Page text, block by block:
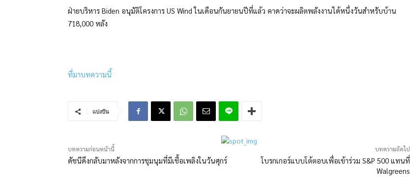
ฝ่ายบริหาร Biden อนุมัติโครงการ US Wind ในเดือนกันยายนปีที่แล้ว คาดว่าจะผลิตพลังงานได้หนึ่งวันสำหรับบ้าน
718,000 หลัง
ที่มาบทความนี้
แบ่งปัน
บทความก่อนหน้านี้
ดัชนีดึงกลับมาหลังจากการชุมนุมที่มีเชื้อเพลิงในวันศุกร์
บทความถัดไป
โบรกเกอร์แบบโต้ตอบเพื่อเข้าร่วม S&P 500 แทนที่
Walgreens